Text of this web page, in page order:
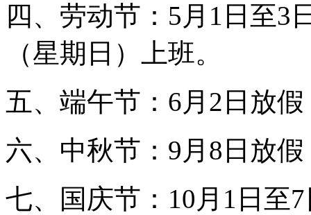
四、劳动节：5月1日至3
（星期日）上班。
五、端午节：6月2日放
六、中秋节：9月8日放
七、国庆节：10月1日至